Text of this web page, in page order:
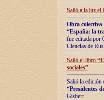
Salió a la luz el
Obra colectiva
“España: la
fue editada por
Ciencias de
Salió el libro “
sociales”
Salió la edición
“Presidentes
Gisbert